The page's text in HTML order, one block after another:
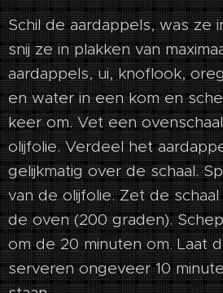
Schil de aardappels, was ze
snij ze in plakken van
aardappels, ui, knoflook,
en water in een kom en
keer om. Vet een
olijfolie. Verdeel het
gelijkmatig over de schaal.
van de olijfolie. Zet de
de oven (200 graden).
om de 20 minuten om. Laat
serveren ongeveer 10